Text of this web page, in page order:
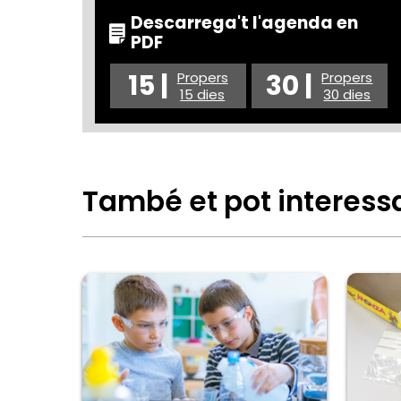
Descarrega't l'agenda en
PDF
15 | Propers
15 dies
30 | Propers
30 dies
També et pot